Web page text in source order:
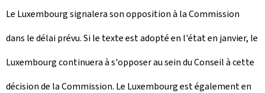
Le Luxembourg signalera son opposition à la Commission
dans le délai prévu. Si le texte est adopté en l'état en janvier, le
Luxembourg continuera à s'opposer au sein du Conseil à cette
décision de la Commission. Le Luxembourg est également en